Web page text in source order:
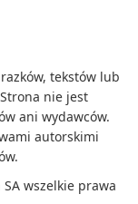
tekstów lub
nie jest
ani wydawców.
autorskimi
wszelkie prawa